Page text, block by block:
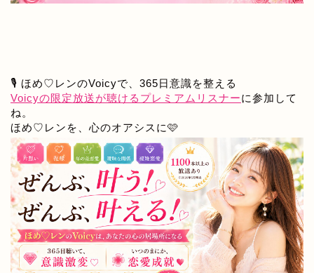
🎙️ ほめ♡レンのVoicyで、365日意識を整える
Voicyの限定放送が聴けるプレミアムリスナーに参加して
ね。
ほめ♡レンを、心のオアシスに🩷